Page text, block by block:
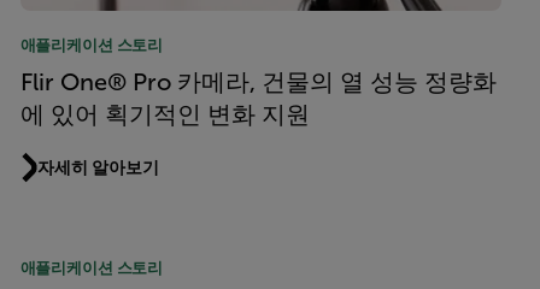
애플리케이션 스토리
Flir One® Pro 카메라, 건물의 열 성능 정량화
에 있어 획기적인 변화 지원
자세히 알아보기
애플리케이션 스토리